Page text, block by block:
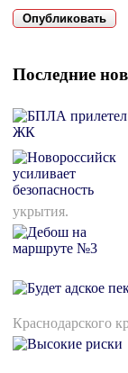
Последние
укрытия.
Краснодарского